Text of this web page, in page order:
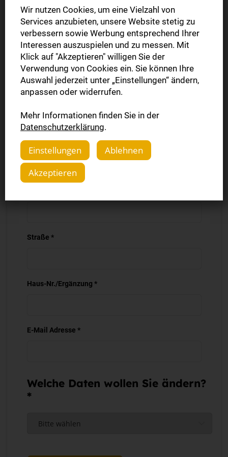
Vorname *
Nachname *
Firma
Straße *
Haus-Nr./Ergänzung *
E-Mail Adresse *
Welche Daten wollen Sie ändern?
*
Wir nutzen Cookies, um eine Vielzahl von
Services anzubieten, unsere Website stetig zu
verbessern sowie Werbung entsprechend Ihrer
Interessen auszuspielen und zu messen. Mit
Klick auf "Akzeptieren" willigen Sie der
Verwendung von Cookies ein. Sie können Ihre
Auswahl jederzeit unter „Einstellungen“ ändern,
anpassen oder widerrufen.
Mehr Informationen finden Sie in der
Datenschutzerklärung.
Einstellungen
Ablehnen
Akzeptieren